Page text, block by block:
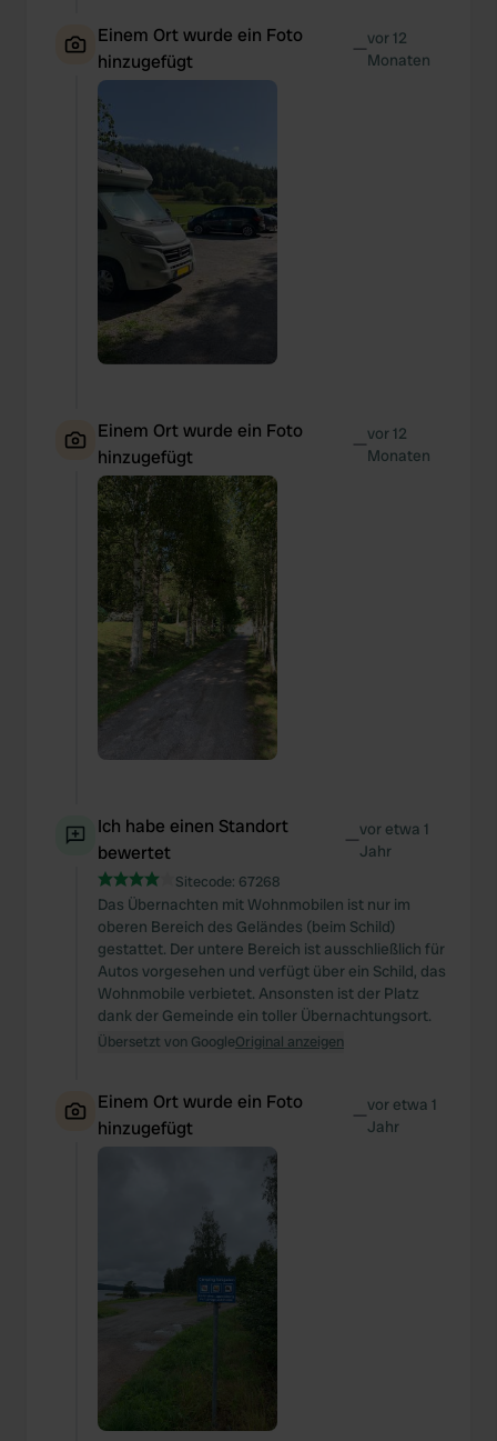
Einem Ort wurde ein Foto
hinzugefügt
—vor 12
Monaten
Einem Ort wurde ein Foto
hinzugefügt
—vor 12
Monaten
Ich habe einen Standort
bewertet
—vor etwa 1
Jahr
Sitecode: 67268
Das Übernachten mit Wohnmobilen ist nur im
oberen Bereich des Geländes (beim Schild)
gestattet. Der untere Bereich ist ausschließlich für
Autos vorgesehen und verfügt über ein Schild, das
Wohnmobile verbietet. Ansonsten ist der Platz
dank der Gemeinde ein toller Übernachtungsort.
Übersetzt von GoogleOriginal anzeigen
Einem Ort wurde ein Foto
hinzugefügt
—vor etwa 1
Jahr